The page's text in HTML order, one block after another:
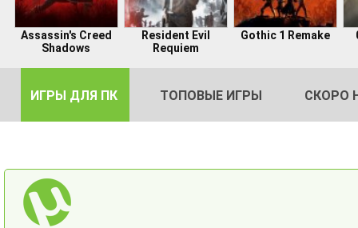
Assassin's Creed
Shadows
Resident Evil
Requiem
Gothic 1 Remake
ИГРЫ ДЛЯ ПК ТОПОВЫЕ ИГРЫ СКОРО